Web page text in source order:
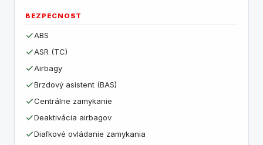
BEZPECNOST
ABS
ASR (TC)
Airbagy
Brzdový asistent (BAS)
Centrálne zamykanie
Deaktivácia airbagov
Diaľkové ovládanie zamykania